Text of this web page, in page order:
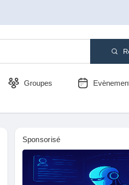
Groupes
Sponsorisé